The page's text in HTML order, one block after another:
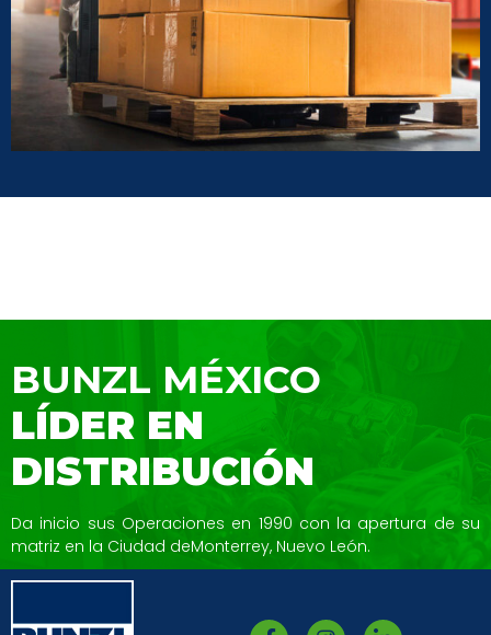
BUNZL MÉXICO
LÍDER EN
DISTRIBUCIÓN
Da inicio sus Operaciones en 1990 con la apertura de su
matriz en la Ciudad deMonterrey, Nuevo León.